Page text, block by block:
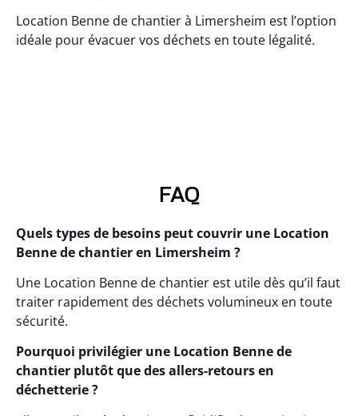
Location Benne de chantier à Limersheim est l’option
idéale pour évacuer vos déchets en toute légalité.
FAQ
Quels types de besoins peut couvrir une Location
Benne de chantier en Limersheim ?
Une Location Benne de chantier est utile dès qu’il faut
traiter rapidement des déchets volumineux en toute
sécurité.
Pourquoi privilégier une Location Benne de
chantier plutôt que des allers-retours en
déchetterie ?